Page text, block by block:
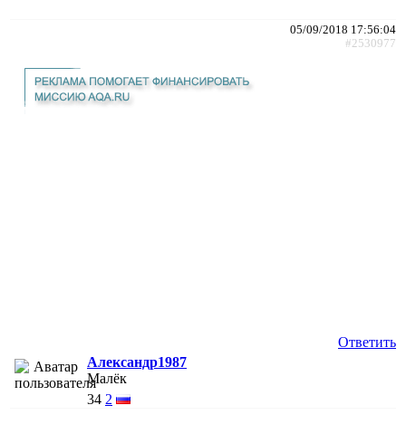
05/09/2018 17:56:04
#2530977
Ответить
Александр1987
Малёк
34 2